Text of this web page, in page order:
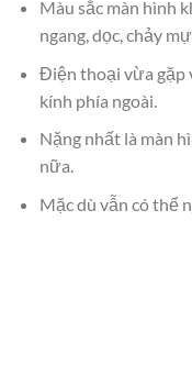
Màu sắc màn hình
ngang, dọc, chảy
Điện thoại vừa gặp
kính phía ngoài.
Nặng nhất là màn
nữa.
Mặc dù vẫn có thể